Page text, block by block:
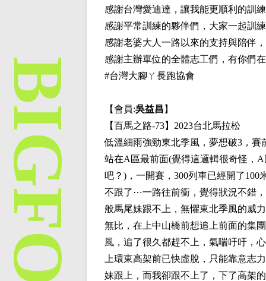
感謝台灣愛迪達，讓我能更順利的訓
感謝平常訓練的夥伴們，大家一起訓
感謝老婆大人一路以來的支持與陪伴
感謝主辦單位的全體志工們，有你們
#台灣大腳ㄚ長跑協會
【會員:吳益昌 】
【百馬之路-73】2023台北馬拉松
低溫細雨強勁東北季風，夢想破3，賽
站在A區最前面(覺得這邏輯很奇怪，
吧？)，一開賽，300列車已經開了
不跟了⋯一路往前衝，覺得狀況不錯
般馬尾妹跟不上，無懼東北季風的威
無比，在上中山橋前想追上前面的集
風，追了很久都趕不上，氣喘吁吁，
上環東高架前已快虛脫，只能靠意志
妹跟上，而我卻跟不上了，下了高架